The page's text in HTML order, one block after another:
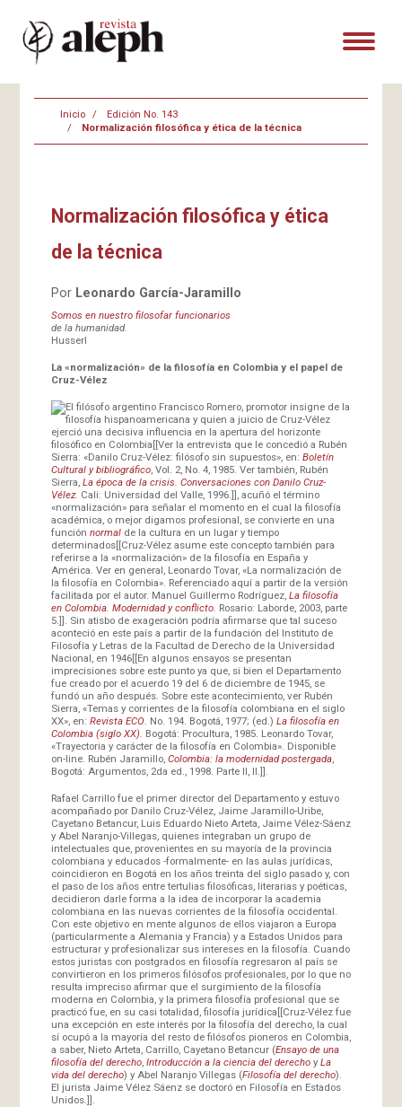
Inicio
Edición No. 143
Normalización filosófica y ética de la técnica
Normalización filosófica y ética
de la técnica
Por Leonardo García-Jaramillo
Somos en nuestro filosofar funcionarios
de la humanidad.
Husserl
La «normalización» de la filosofía en Colombia y el papel de
Cruz-Vélez
El filósofo argentino Francisco Romero, promotor insigne de la
filosofía hispanoamericana y quien a juicio de Cruz-Vélez
ejerció una decisiva influencia en la apertura del horizonte
filosófico en Colombia[[Ver la entrevista que le concedió a Rubén
Sierra: «Danilo Cruz-Vélez: filósofo sin supuestos», en: Boletín
Cultural y bibliográfico, Vol. 2, No. 4, 1985. Ver también, Rubén
Sierra, La época de la crisis. Conversaciones con Danilo Cruz-
Vélez. Cali: Universidad del Valle, 1996.]], acuñó el término
«normalización» para señalar el momento en el cual la filosofía
académica, o mejor digamos profesional, se convierte en una
función normalde la cultura en un lugar y tiempo
determinados[[Cruz-Vélez asume este concepto también para
referirse a la «normalización» de la filosofía en España y
América. Ver en general, Leonardo Tovar, «La normalización de
la filosofía en Colombia». Referenciado aquí a partir de la versión
facilitada por el autor. Manuel Guillermo Rodríguez, La filosofía
en Colombia. Modernidad y conflicto. Rosario: Laborde, 2003, parte
5.]]. Sin atisbo de exageración podría afirmarse que tal suceso
aconteció en este país a partir de la fundación del Instituto de
Filosofía y Letras de la Facultad de Derecho de la Universidad
Nacional, en 1946[[En algunos ensayos se presentan
imprecisiones sobre este punto ya que, si bien el Departamento
fue creado por el acuerdo 19 del 6 de diciembre de 1945, se
fundó un año después. Sobre este acontecimiento, ver Rubén
Sierra, «Temas y corrientes de la filosofía colombiana en el siglo
XX», en: Revista ECO . No. 194. Bogotá, 1977; (ed.) La filosofía en
Colombia (siglo XX). Bogotá: Procultura, 1985. Leonardo Tovar,
«Trayectoria y carácter de la filosofía en Colombia». Disponible
on-line. Rubén Jaramillo, Colombia: la modernidad postergada,
Bogotá: Argumentos, 2da ed., 1998. Parte II, II.]].
Rafael Carrillo fue el primer director del Departamento y estuvo
acompañado por Danilo Cruz-Vélez, Jaime Jaramillo-Uribe,
Cayetano Betancur, Luis Eduardo Nieto Arteta, Jaime Vélez-Sáenz
y Abel Naranjo-Villegas, quienes integraban un grupo de
intelectuales que, provenientes en su mayoría de la provincia
colombiana y educados -formalmente- en las aulas jurídicas,
coincidieron en Bogotá en los años treinta del siglo pasado y, con
el paso de los años entre tertulias filosóficas, literarias y poéticas,
decidieron darle forma a la idea de incorporar la academia
colombiana en las nuevas corrientes de la filosofía occidental.
Con este objetivo en mente algunos de ellos viajaron a Europa
(particularmente a Alemania y Francia) y a Estados Unidos para
estructurar y profesionalizar sus intereses en la filosofía. Cuando
estos juristas con postgrados en filosofía regresaron al país se
convirtieron en los primeros filósofos profesionales, por lo que no
resulta impreciso afirmar que el surgimiento de la filosofía
moderna en Colombia, y la primera filosofía profesional que se
practicó fue, en su casi totalidad, filosofía jurídica[[Cruz-Vélez fue
una excepción en este interés por la filosofía del derecho, la cual
sí ocupó a la mayoría del resto de filósofos pioneros en Colombia,
a saber, Nieto Arteta, Carrillo, Cayetano Betancur (Ensayo de una
filosofía del derecho, Introducción a la ciencia del derecho yLa
vida del derecho) y Abel Naranjo Villegas (Filosofía del derecho).
El jurista Jaime Vélez Sáenz se doctoró en Filosofía en Estados
Unidos.]].